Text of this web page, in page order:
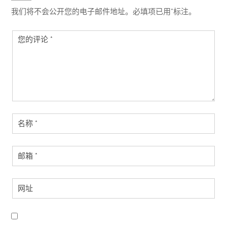
我们将不会公开您的电子邮件地址。必填项已用*标注。